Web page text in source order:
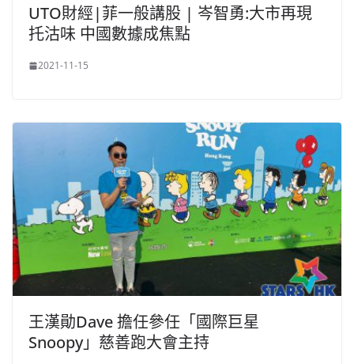
UTO財經|菲一般講股 | 岑智勇:大市再現
托沽味 中國數據成焦點
2021-11-15
王漢勛Dave 擔任參任「國際巨星
Snoopy」慈善跑大會主持